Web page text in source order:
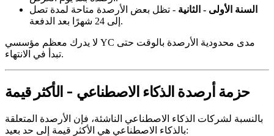
السنة الأولى - الثانية - تظل بعض الأرصدة متاحة لمدة تصل
إلى 24 شهرًا بعد الدفعة.
لا يدرك معظم مؤسسي YC مدى محدودية الأرصدة بالوقت حتى
تبدأ في الانتهاء.
حزمة أرصدة الذكاء الاصطناعي - الأكثر قيمة
بالنسبة لشركات الذكاء الاصطناعي الناشئة، فإن الأرصدة المتعلقة
بالذكاء الاصطناعي هي الأكثر قيمة إلى حد بعيد: